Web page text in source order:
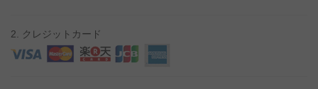
2. クレジットカード